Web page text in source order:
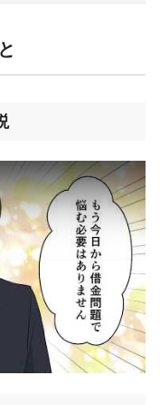
(Google I/O ’18)